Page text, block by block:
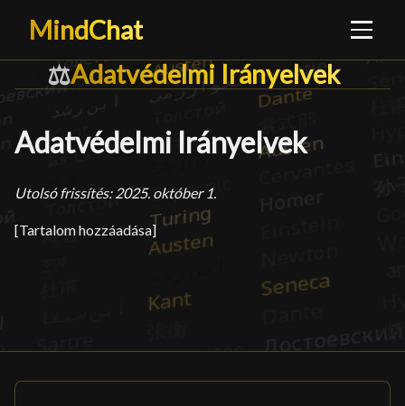
MindChat
⚖️Adatvédelmi Irányelvek
Adatvédelmi Irányelvek█
Adatvédelmi Irányelvek
Utolsó frissítés: 2025. október 1.
[Tartalom hozzáadása]